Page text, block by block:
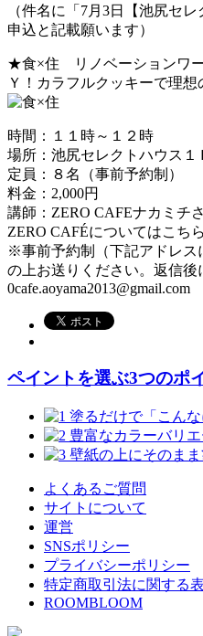
（件名に「7月3日【池尻セ
申込と記載願います）
★食×住 リノベーションワー
Ｙ！カラフルクッキーで理
時間：１１時～１２時
場所：池尻セレクトハウス１
定員：８名（事前予約制）
料金：2,000円
講師：ZERO CAFEナカミチ
ZERO CAFÉについてはこちら
※事前予約制（下記アドレス
の上お送りください。返信後
0cafe.aoyama2013@gmail.com
ペイントを選ぶ3つのポ
よくあるご質問
サイトについて
運営
SNSポリシー
プライバシーポリシー
特定商取引法に関する
ROOMBLOOM